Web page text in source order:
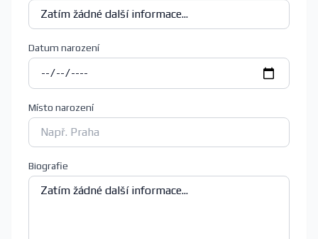
Datum narození
Místo narození
Biografie